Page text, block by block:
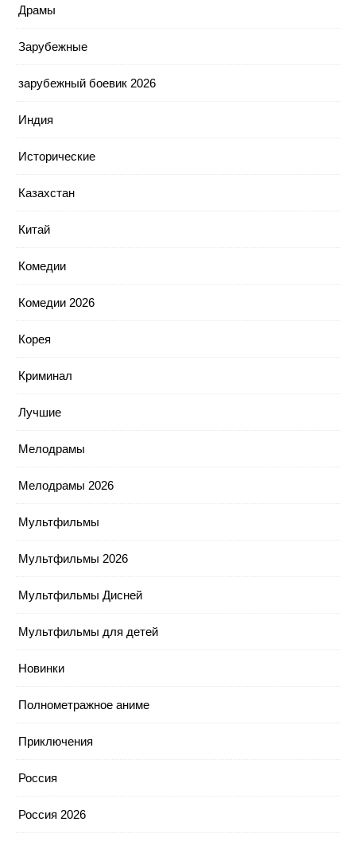
Драмы
Зарубежные
зарубежный боевик 2026
Индия
Исторические
Казахстан
Китай
Комедии
Комедии 2026
Корея
Криминал
Лучшие
Мелодрамы
Мелодрамы 2026
Мультфильмы
Мультфильмы 2026
Мультфильмы Дисней
Мультфильмы для детей
Новинки
Полнометражное аниме
Приключения
Россия
Россия 2026